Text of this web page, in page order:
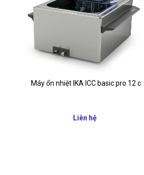
Máy ổn nhiệt IKA ICC basic pro 12 c
Liên hệ